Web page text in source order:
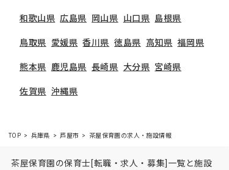
和歌山県 広島県 岡山県 山口県 島根県
鳥取県 愛媛県 香川県 徳島県 高知県 福岡県
熊本県 鹿児島県 長崎県 大分県 宮崎県
佐賀県 沖縄県
TOP 兵庫県 芦屋市 茶屋保育園の求人・施設情報
茶屋保育園の保育士[転職・求人・募集]一覧と施設